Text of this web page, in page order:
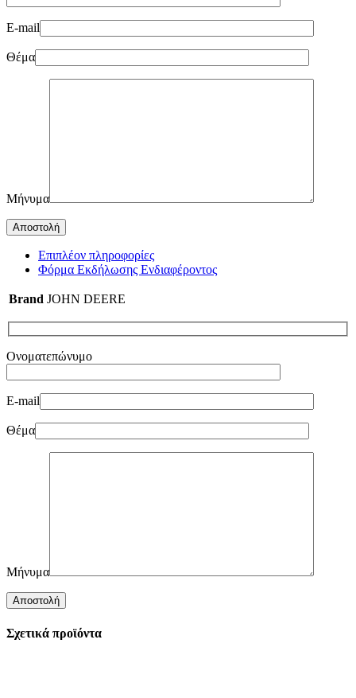
E-mail
Θέμα
Μήνυμα
Επιπλέον πληροφορίες
Φόρμα Εκδήλωσης Ενδιαφέροντος
Brand JOHN DEERE
Ονοματεπώνυμο
E-mail
Θέμα
Μήνυμα
Σχετικά προϊόντα